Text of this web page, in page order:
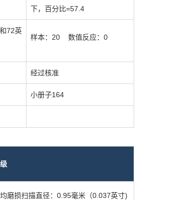
下，百分比=57.4
72英
样本：20 数值反应：0
经过核准
小册子164
磨损扫描直径： 0.95毫米（0.037英寸)